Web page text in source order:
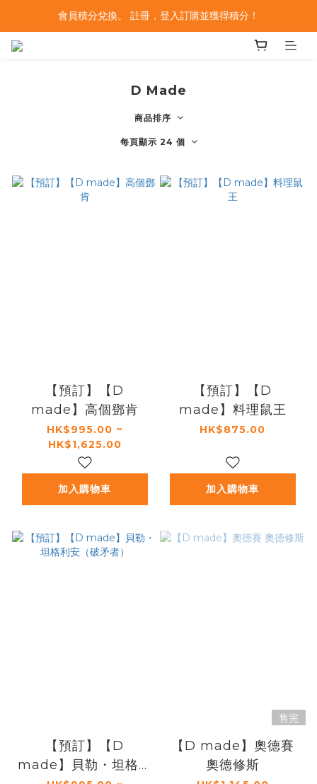
會員積分兌換。 註冊，登入訂購並獲得積分！
D Made
商品排序
每頁顯示 24 個
【預訂】【D
made】高個鄧肯
HK$995.00 ~
HK$1,625.00
加入購物車
【預訂】【D
made】料理鼠王
HK$875.00
加入購物車
【預訂】【D
made】貝勒・坦格利
售完
【D made】奧德賽
奧德修斯